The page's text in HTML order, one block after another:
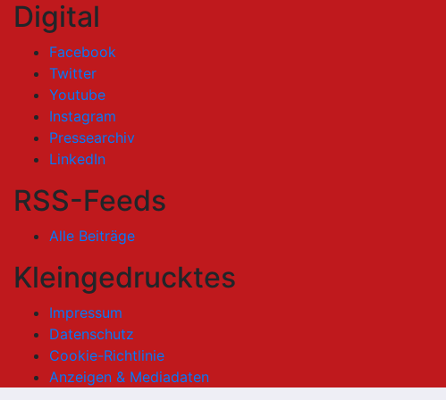
Digital
Facebook
Twitter
Youtube
Instagram
Pressearchiv
LinkedIn
RSS-Feeds
Alle Beiträge
Kleingedrucktes
Impressum
Datenschutz
Cookie-Richtlinie
Anzeigen & Mediadaten